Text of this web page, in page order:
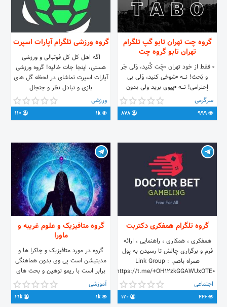
گروه چت تهران تابو گپ تلگرام
تهران تابو گروه چت
▫️ فقط از خود تهران ▫️چَت کُنید، وَلی جَر
و بَحث! نـــــه ▫️شوخی کنید، وَلی بی
اِحترامی! نـــــه ▫️پیوی برید ولی بدون
اجازه! نـــــه ▫️حضورِ همه آزاد ، ولی زیر ۱۸
سال! نـــــه آیدی گروه @Tabo_Tehran
لینک گروه
سرگرمی
گروه ورزشی تلگرام آپارات اسپرت
اگه اهل کل کل فوتبالی و ورزشی
هستی، اینجا جات خالیه! گروه ورزشی
آپارات اسپرت تماشای در لحظه گل های
بازی و تبادل نظر و جنجال
ورزشی
1k
گروه تلگرام همفکری دکتربت
همفکری‌ ، همکاری ، راهنمایی ، ارائه
فرم و برگزاری چالش تا رسیدن به پول
همراه باهم. Link Group :
https://t.me/+OH12zkGGAWUxOTE0
Link channel : @DOCTOR_BET1
اجتماعی
گروه متافیزیک و علوم غریبه و
ماورا
گروه در مورد متافیزیک و چاکرا ها و
مدیتیشن است پی وی بدون هماهنگی
برابر است با ریمو توهین و بحث های
غیر مرتبط ممنوع ادب و احترام را رعایت
کنید. خارج از موضوع گروه بحث نکنید.
با تشکر #گروه_متافیزیک #علوم_غریبه
آموزشی
1k
21k